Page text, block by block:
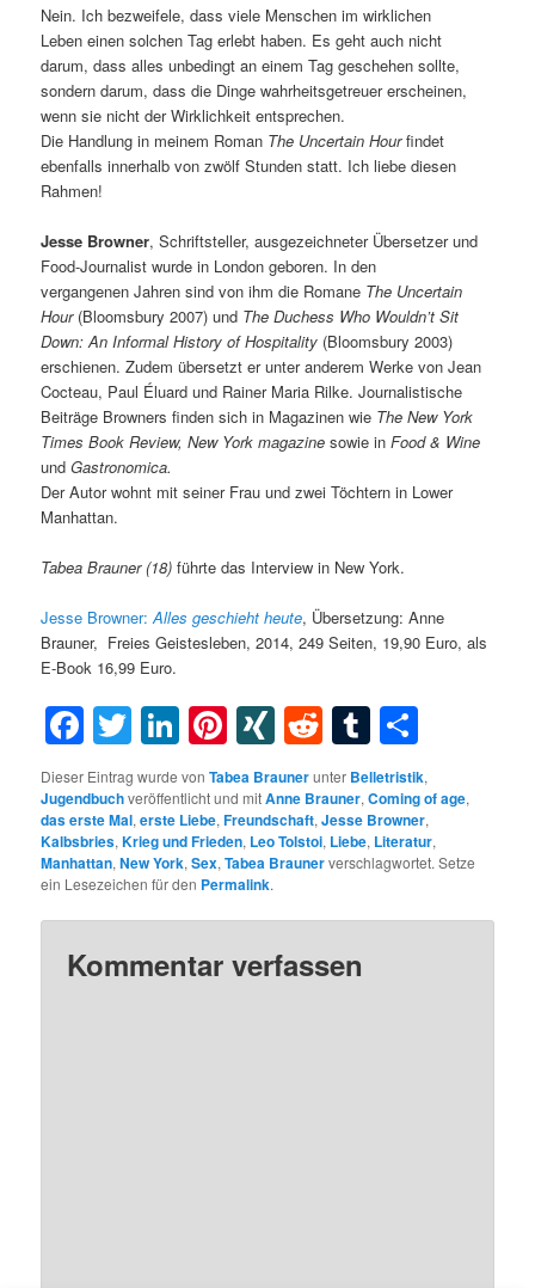
Nein. Ich bezweifele, dass viele Menschen im wirklichen
Leben einen solchen Tag erlebt haben. Es geht auch nicht
darum, dass alles unbedingt an einem Tag geschehen sollte,
sondern darum, dass die Dinge wahrheitsgetreuer erscheinen,
wenn sie nicht der Wirklichkeit entsprechen.
Die Handlung in meinem Roman The Uncertain Hourfindet
ebenfalls innerhalb von zwölf Stunden statt. Ich liebe diesen
Rahmen!
Jesse Browner, Schriftsteller, ausgezeichneter Übersetzer und
Food-Journalist wurde in London geboren. In den
vergangenen Jahren sind von ihm die Romane The Uncertain
Hour(Bloomsbury 2007) und The Duchess Who Wouldn’t Sit
Down: An Informal History of Hospitality (Bloomsbury 2003)
erschienen. Zudem übersetzt er unter anderem Werke von Jean
Cocteau, Paul Éluard und Rainer Maria Rilke. Journalistische
Beiträge Browners finden sich in Magazinen wie The New York
Times Book Review, New York magazine sowie inFood & Wine
undGastronomica.
Der Autor wohnt mit seiner Frau und zwei Töchtern in Lower
Manhattan.
Tabea Brauner (18) führte das Interview in New York.
Jesse Browner:Alles geschieht heute, Übersetzung: Anne
Brauner, Freies Geistesleben, 2014, 249 Seiten, 19,90 Euro, als
E-Book 16,99 Euro.
Facebook
Twitter
LinkedIn
Pinterest
XINGRedditTumblr
Dieser Eintrag wurde vonTabea Braunerunter Belletristik,
Jugendbuchveröffentlicht und mitAnne Brauner,Coming of age,
das erste Mal,erste Liebe,Freundschaft,Jesse Browner,
Kalbsbries,Krieg und Frieden, Leo Tolstoi, Liebe, Literatur,
Manhattan,New York,Sex,Tabea Braunerverschlagwortet. Setze
ein Lesezeichen für den Permalink.
Kommentar verfassen